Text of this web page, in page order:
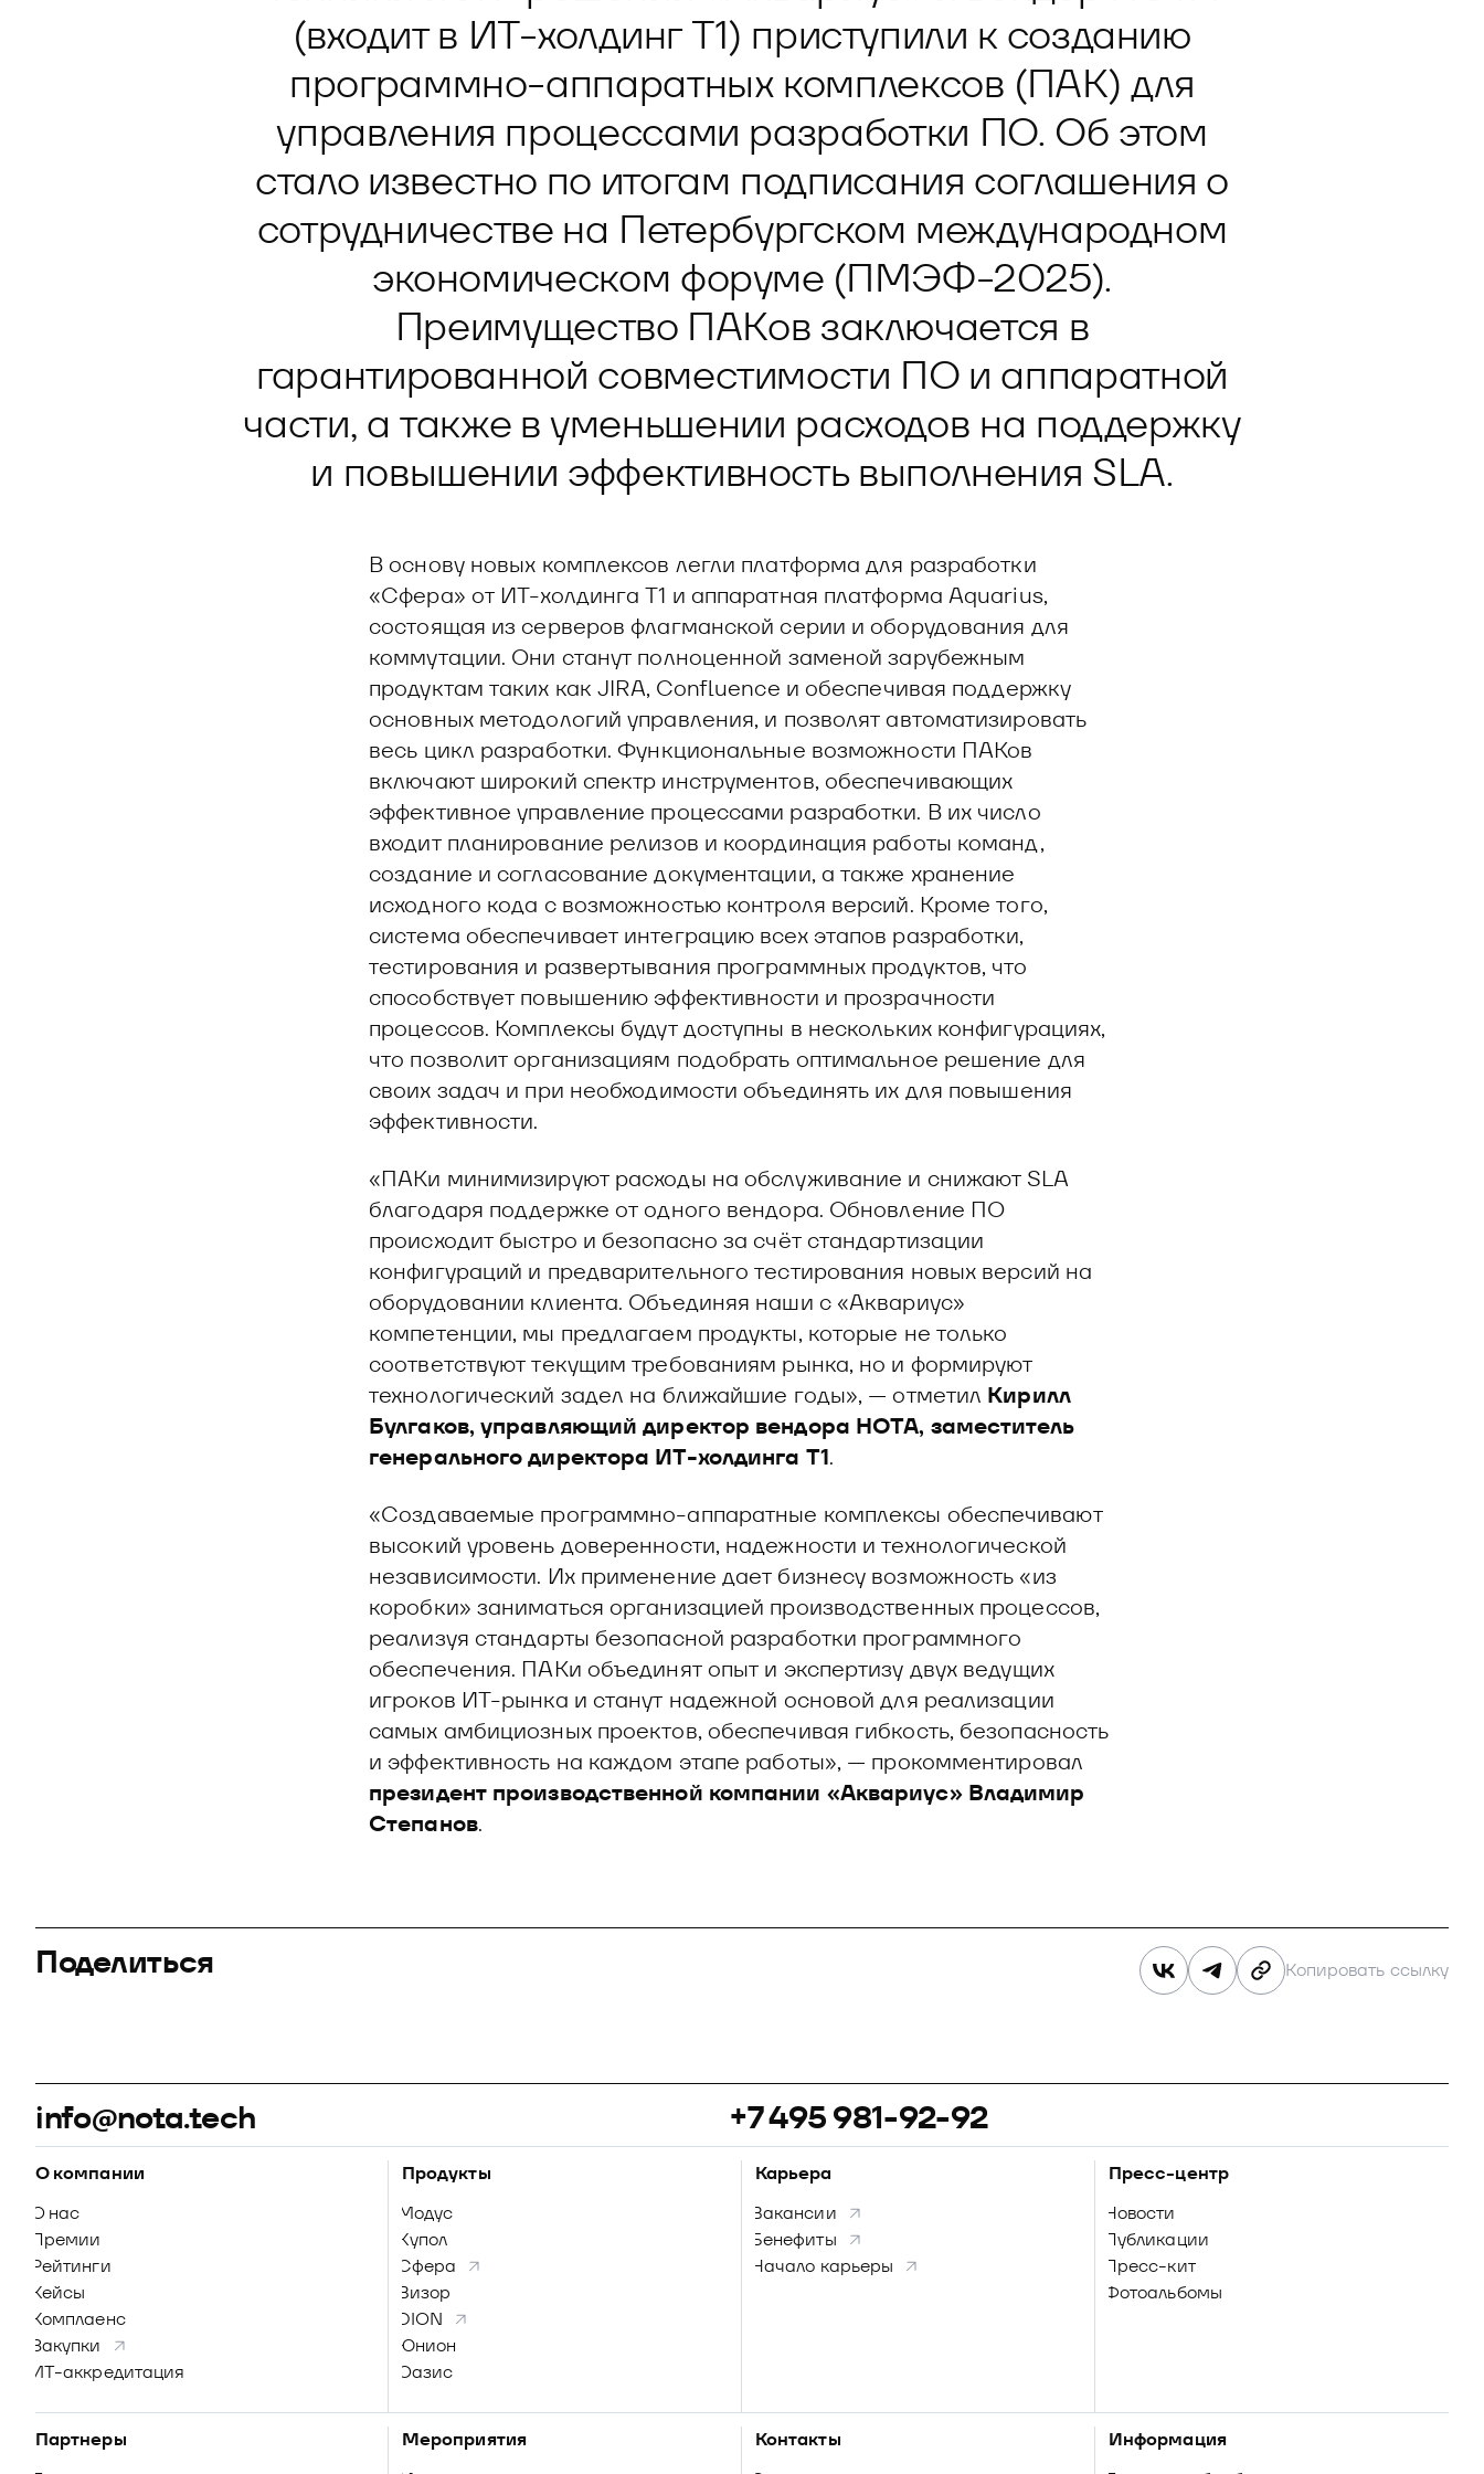
Новости и публикации
Оазис - платформа для автоматизации управления рисками
(входит в ИТ-холдинг T1) приступили к созданию
программно-аппаратных комплексов (ПАК) для
управления процессами разработки ПО. Об этом
стало известно по итогам подписания соглашения о
сотрудничестве на Петербургском международном
экономическом форуме (ПМЭФ-2025).
Преимущество ПАКов заключается в
гарантированной совместимости ПО и аппаратной
части, а также в уменьшении расходов на поддержку
и повышении эффективность выполнения SLA.
В основу новых комплексов легли платформа для разработки
«Сфера» от ИТ-холдинга Т1 и аппаратная платформа Aquarius,
состоящая из серверов флагманской серии и оборудования для
коммутации. Они станут полноценной заменой зарубежным
продуктам таких как JIRA, Confluence и обеспечивая поддержку
основных методологий управления, и позволят автоматизировать
весь цикл разработки. Функциональные возможности ПАКов
включают широкий спектр инструментов, обеспечивающих
эффективное управление процессами разработки. В их число
входит планирование релизов и координация работы команд,
создание и согласование документации, а также хранение
исходного кода с возможностью контроля версий. Кроме того,
система обеспечивает интеграцию всех этапов разработки,
тестирования и развертывания программных продуктов, что
способствует повышению эффективности и прозрачности
процессов. Комплексы будут доступны в нескольких конфигурациях,
что позволит организациям подобрать оптимальное решение для
своих задач и при необходимости объединять их для повышения
эффективности.
«ПАКи минимизируют расходы на обслуживание и снижают SLA
благодаря поддержке от одного вендора. Обновление ПО
происходит быстро и безопасно за счёт стандартизации
конфигураций и предварительного тестирования новых версий на
оборудовании клиента. Объединяя наши с «Аквариус»
компетенции, мы предлагаем продукты, которые не только
соответствуют текущим требованиям рынка, но и формируют
технологический задел на ближайшие годы», — отметил Кирилл
Булгаков, управляющий директор вендора НОТА, заместитель
генерального директора ИТ-холдинга Т1.
«Создаваемые программно-аппаратные комплексы обеспечивают
высокий уровень доверенности, надежности и технологической
независимости. Их применение дает бизнесу возможность «из
коробки» заниматься организацией производственных процессов,
реализуя стандарты безопасной разработки программного
обеспечения. ПАКи объединят опыт и экспертизу двух ведущих
игроков ИТ-рынка и станут надежной основой для реализации
самых амбициозных проектов, обеспечивая гибкость, безопасность
и эффективность на каждом этапе работы», — прокомментировал
президент производственной компании «Аквариус» Владимир
Степанов.
Поделиться Копировать ссылку
info@nota.tech +7 495 981-92-92
О компании
О нас
Премии
Рейтинги
Кейсы
Комплаенс
Закупки
ИТ-аккредитация
Продукты
Модус
Купол
Сфера
Визор
DION
Юнион
Оазис
Карьера
Вакансии
Бенефиты
Начало карьеры
Пресс-центр
Новости
Публикации
Пресс-кит
Фотоальбомы
Партнеры
Мероприятия
Контакты
Информация